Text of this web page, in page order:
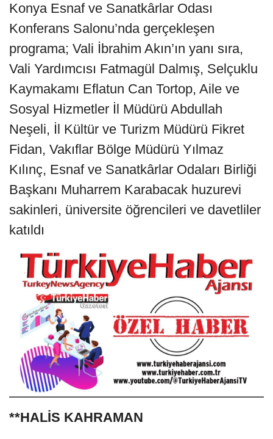
Konya Esnaf ve Sanatkârlar Odası
Konferans Salonu’nda gerçekleşen
programa; Vali İbrahim Akın’ın yanı sıra,
Vali Yardımcısı Fatmagül Dalmış, Selçuklu
Kaymakamı Eflatun Can Tortop, Aile ve
Sosyal Hizmetler İl Müdürü Abdullah
Neşeli, İl Kültür ve Turizm Müdürü Fikret
Fidan, Vakıflar Bölge Müdürü Yılmaz
Kılınç, Esnaf ve Sanatkârlar Odaları Birliği
Başkanı Muharrem Karabacak huzurevi
sakinleri, üniversite öğrencileri ve davetliler
katıldı
**HALİS KAHRAMAN